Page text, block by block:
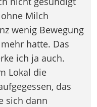
ohne Milch
wenig Bewegung
hatte. Das
ich ja auch.
Lokal die
das
sich dann